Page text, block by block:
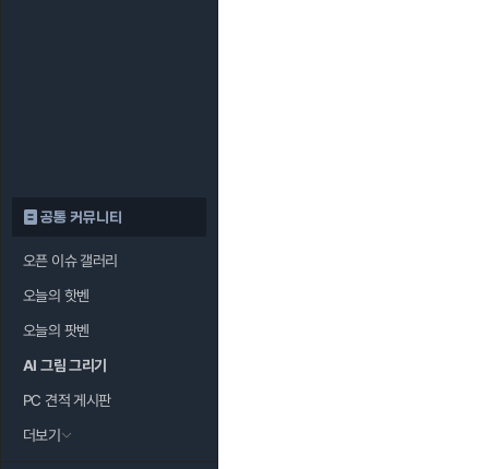
공통 커뮤니티
오픈 이슈 갤러리
오늘의 핫벤
오늘의 팟벤
AI 그림 그리기
PC 견적 게시판
더보기